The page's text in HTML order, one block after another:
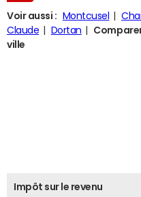
Voir aussi : Montcusel
Claude
Dortan
ville
Impôt sur le revenu